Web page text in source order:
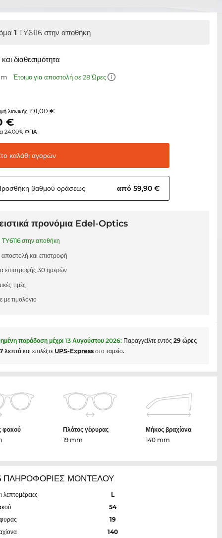
1 TY6116 στην αποθήκη
διαθεσιμότητα
Έτοιμο για αποστολή σε 28 Ώρες
λιανικής191,00 €
€
24.00% ΦΠΑ
καλάθι αγορών
βαθμού οράσεως από 59,90 €
προνόμια Edel-Optics
TY6116 στην αποθήκη
και επιστροφή
επιστροφής 30 ημερών
τιμές
με τιμολόγιο
παράδοση μέχρι13 Αυγούστου 2026: Παραγγείλτε εντός29 ώρες
λεπτά και επιλέξτε UPS-Express στο ταμείο.
φακού
Πλάτος γέφυρας
19 mm
Μήκος βραχίονα
140 mm
ΠΛΗΡΟΦΟΡΙΕΣ ΜΟΝΤΕΛΟΥ
λεπτομέρειες
L
54
19
140